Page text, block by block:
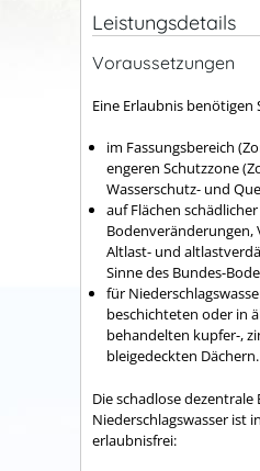
Leistungsdetails
Voraussetzungen
Eine Erlaubnis benötigen
im Fassungsbereich
engeren Schutzzone
Wasserschutz- und
auf Flächen schädlicher
Bodenveränderungen,
Altlast- und
Sinne des Bundes-
für
beschichteten oder in
behandelten kupfer-,
bleigedeckten Dächern.
Die schadlose dezentrale
Niederschlagswasser ist
erlaubnisfrei: